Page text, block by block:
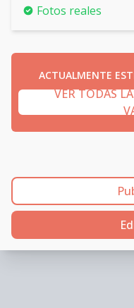
Fotos reales
ACTUALMENTE
VER TODAS